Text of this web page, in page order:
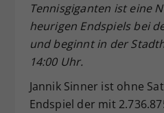
Tennisgiganten ist eine
heurigen Endspiels bei
und beginnt in der
14:00 Uhr.
Jannik Sinner ist ohne
Endspiel der mit